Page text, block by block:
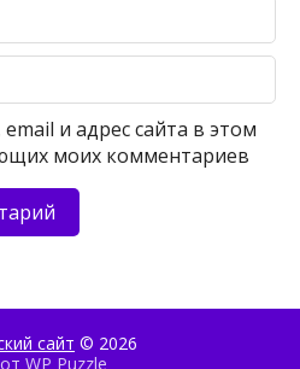
и адрес сайта в этом
моих комментариев
сайт © 2026
WP Puzzle